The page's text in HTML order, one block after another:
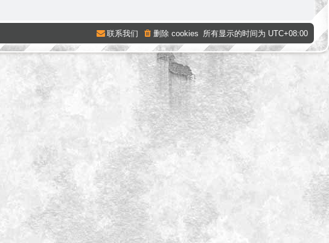
所有显示的时间为 UTC+08:00
删除 cookies
联系我们